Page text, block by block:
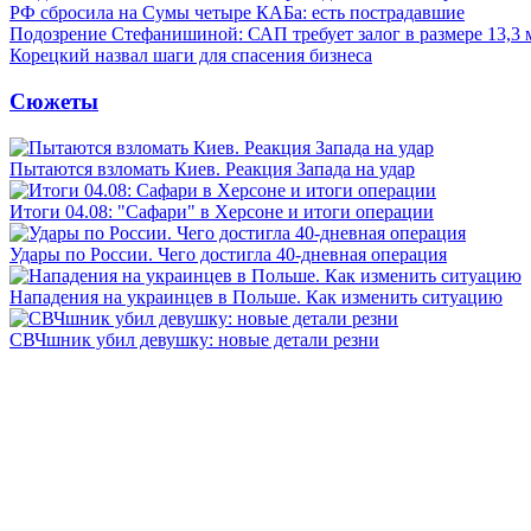
РФ сбросила на Сумы четыре КАБа: есть пострадавшие
Подозрение Стефанишиной: САП требует залог в размере 13,3
Корецкий назвал шаги для спасения бизнеса
Сюжеты
Пытаются взломать Киев. Реакция Запада на удар
Итоги 04.08: "Сафари" в Херсоне и итоги операции
Удары по России. Чего достигла 40-дневная операция
Нападения на украинцев в Польше. Как изменить ситуацию
СВЧшник убил девушку: новые детали резни